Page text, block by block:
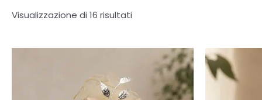
Visualizzazione di 16 risultati
da
13,50€
Questo
prodotto